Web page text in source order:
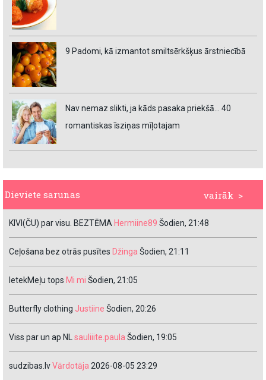
9 Padomi, kā izmantot smiltsērkšķus ārstniecībā
Nav nemaz slikti, ja kāds pasaka priekšā… 40
romantiskas īsziņas mīļotajam
vairāk >
Dieviete sarunas
KIVI(ČU) par visu. BEZTĒMA Hermiine89 Šodien, 21:48
Ceļošana bez otrās pusītes Džinga Šodien, 21:11
IetekMeļu tops Mi mi Šodien, 21:05
Butterfly clothing Justiine Šodien, 20:26
Viss par un ap NLsauliiite.paula Šodien, 19:05
sudzibas.lvVārdotāja 2026-08-05 23:29